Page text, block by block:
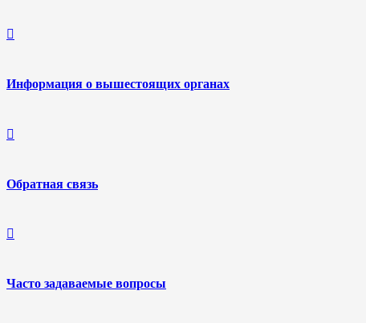
Информация о вышестоящих органах
Обратная связь
Часто задаваемые вопросы